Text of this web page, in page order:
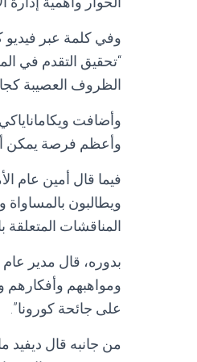
وفي كلمة عبر فيديو
“تحقيق التقدم في
الظروف العصيبة
وأضافت
وأعظم فرصة يمكن أن
فيما قال أمين عام
ويطالبون بالمساواة
المناقشات المتعلقة
بدوره، قال مدير
على جائحة كورونا”.
من جانبه قال ديفيد